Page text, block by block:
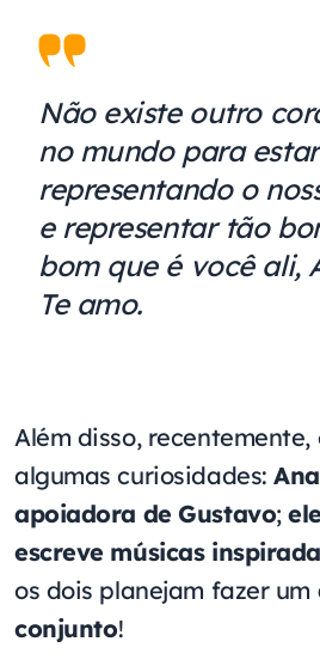
Não existe outro
no mundo para estar
representando o
e representar tão
bom que é você ali,
Te amo.
Além disso,
algumas curiosidades:
apoiadora de Gustavo;
escreve músicas
os dois planejam fazer um
conjunto!